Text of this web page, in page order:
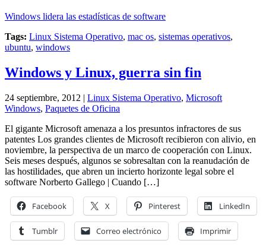
Windows lidera las estadísticas de software
Tags: Linux Sistema Operativo, mac os, sistemas operativos,
ubuntu, windows
Windows y Linux, guerra sin fin
24 septiembre, 2012 | Linux Sistema Operativo, Microsoft
Windows, Paquetes de Oficina
El gigante Microsoft amenaza a los presuntos infractores de sus
patentes Los grandes clientes de Microsoft recibieron con alivio, en
noviembre, la perspectiva de un marco de cooperación con Linux.
Seis meses después, algunos se sobresaltan con la reanudación de
las hostilidades, que abren un incierto horizonte legal sobre el
software Norberto Gallego | Cuando […]
Facebook X Pinterest LinkedIn
Tumblr Correo electrónico Imprimir